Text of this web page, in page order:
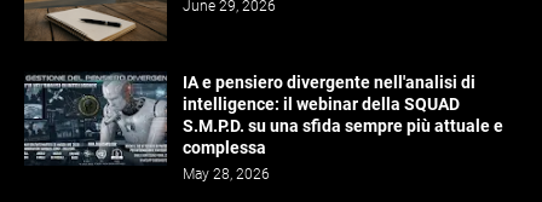
June 29, 2026
IA e pensiero divergente nell'analisi di
intelligence: il webinar della SQUAD
S.M.P.D. su una sfida sempre più attuale e
complessa
May 28, 2026